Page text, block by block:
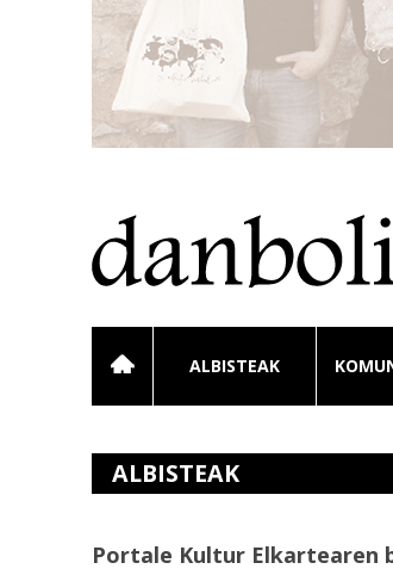
ALBISTEAK
ALBISTEAK
Portale Kultur Elkartearen